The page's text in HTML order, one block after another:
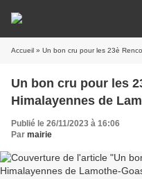
Accueil » Un bon cru pour les 23è
Un bon cru pour les
Himalayennes de
Publié le 26/11/2023 à 16:06
Par mairie